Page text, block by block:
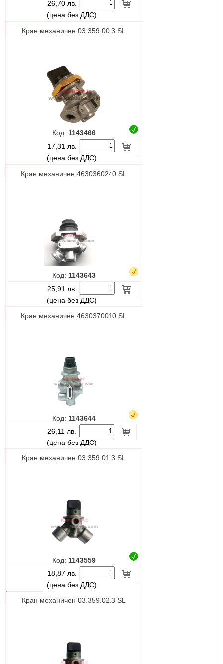
26,70 лв.
(цена без ДДС)
Кран механичен 03.359.00.3 SL
Код: 1143466
17,31 лв.
(цена без ДДС)
Кран механичен 4630360240 SL
Код: 1143643
25,91 лв.
(цена без ДДС)
Кран механичен 4630370010 SL
Код: 1143644
26,11 лв.
(цена без ДДС)
Кран механичен 03.359.01.3 SL
Код: 1143559
18,87 лв.
(цена без ДДС)
Кран механичен 03.359.02.3 SL